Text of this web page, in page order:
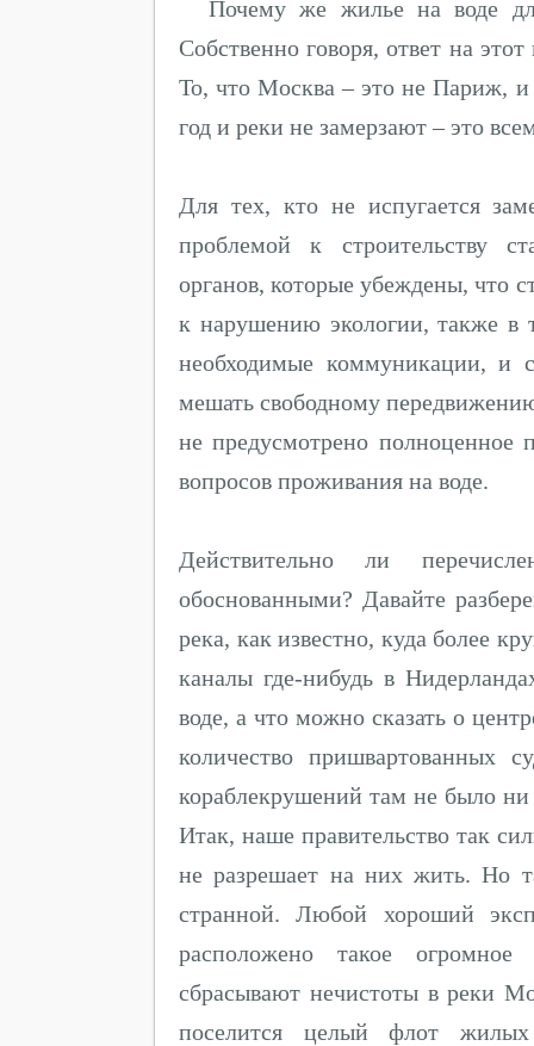
Почему же жилье на воде
Собственно говоря, ответ на
То, что Москва – это не Париж,
год и реки не замерзают – это
Для тех, кто не испугается
проблемой к строительству
органов, которые убеждены, что
к нарушению экологии, также в
необходимые коммуникации, и
мешать свободному
не предусмотрено полноценное
вопросов проживания на воде.
Действительно ли
обоснованными? Давайте
река, как известно, куда более
каналы где-нибудь в
воде, а что можно сказать о
количество пришвартованных
кораблекрушений там не было
Итак, наше правительство так
не разрешает на них жить. Но
странной. Любой хороший
расположено такое огромное
сбрасывают нечистоты в реки
поселится целый флот жилых